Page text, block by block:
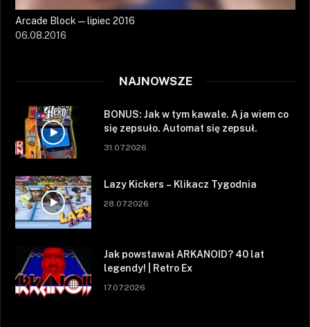
Arcade Block — lipiec 2016
06.08.2016
NAJNOWSZE
BONUS: Jak w tym kawale. A ja wiem co
się zepsuło. Automat się zepsuł.
31.07.2026
Lazy Kickers – Klikacz Tygodnia
28.07.2026
Jak powstawał ARKANOID? 40 lat
legendy! | Retro Ex
17.07.2026